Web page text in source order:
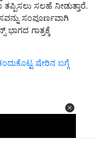
ಸಲಹೆ ನೀಡುತ್ತಾರೆ.
ಸಂಪೂರ್ಣವಾಗಿ
ಗಾತ್ರಕ್ಕೆ
ಷೇರಿನ ಬಗ್ಗೆ